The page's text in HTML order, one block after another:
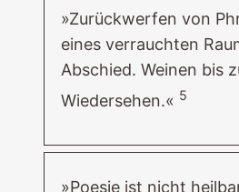
»Zurückwerfen von
eines verrauchten
Abschied. Weinen bis
Wiedersehen.« 5
»Poesie ist nicht